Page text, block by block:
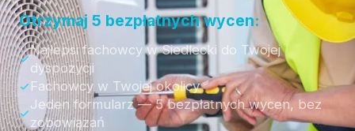
Otrzymaj 5 bezpłatnych wycen:
Najlepsi fachowcy w Siedlecki do Twojej
dyspozycji
Fachowcy w Twojej okolicy
Jeden formularz — 5 bezpłatnych wycen, bez
zobowiązań